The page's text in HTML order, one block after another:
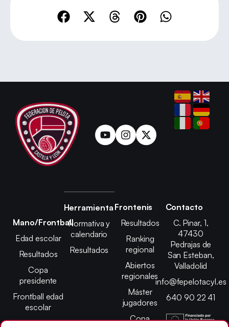
Mano/Frontball
Edad escolar
Resultados
Copa
presidente
Frontball edad
escolar
Herramienta
Normativa y
calendario
Resultados
Frontenis
Resultados
Ranking
regional
Abiertos
regionales
Máster
jugadores
Copa
Contacto
C. Pinar, 1,
47430
Pedrajas de
San Esteban,
Valladolid
info@fepelotacyl.es
640 90 22 41